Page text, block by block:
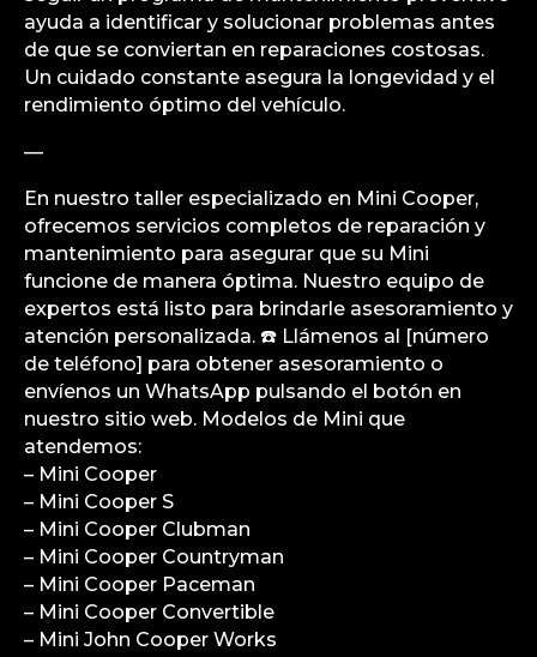
ayuda a identificar y solucionar problemas antes
de que se conviertan en reparaciones costosas.
Un cuidado constante asegura la longevidad y el
rendimiento óptimo del vehículo.
—
En nuestro taller especializado en Mini Cooper,
ofrecemos servicios completos de reparación y
mantenimiento para asegurar que su Mini
funcione de manera óptima. Nuestro equipo de
expertos está listo para brindarle asesoramiento y
atención personalizada. ☎️ Llámenos al [número
de teléfono] para obtener asesoramiento o
envíenos un WhatsApp pulsando el botón en
nuestro sitio web. Modelos de Mini que
atendemos:
– Mini Cooper
– Mini Cooper S
– Mini Cooper Clubman
– Mini Cooper Countryman
– Mini Cooper Paceman
– Mini Cooper Convertible
– Mini John Cooper Works